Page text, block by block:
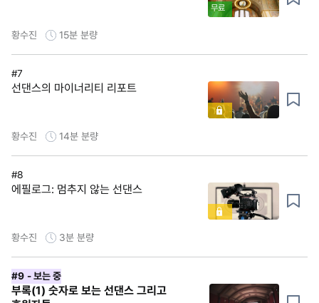
무료
황수진 15분 분량
#7
선댄스의 마이너리티 리포트
황수진 14분 분량
#8
에필로그: 멈추지 않는 선댄스
황수진 3분 분량
#9 - 보는 중
부록(1) 숫자로 보는 선댄스 그리고